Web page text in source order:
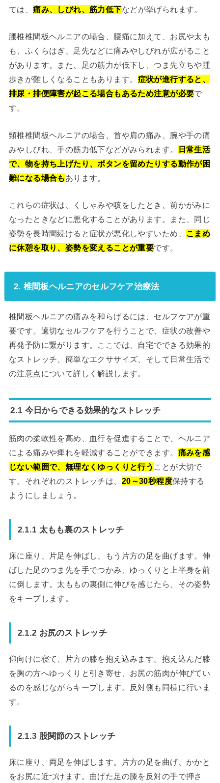
ては、痛み、しびれ、筋力低下などが挙げられます。
腰椎椎間板ヘルニアの場合、腰痛に加えて、お尻や太も
も、ふくらはぎ、足先などに痛みやしびれが広がること
があります。また、足の筋力が低下し、つま先立ちや踵
歩きが難しくなることもあります。 症状が進行すると、
排尿・排便障害が起こる場合もあるため注意が必要で
す。
頸椎椎間板ヘルニアの場合、首や肩の痛み、腕や手の痛
みやしびれ、手の筋力低下などがみられます。
日常生活
で、物を持ち上げたり、ボタンを留めたりする動作が困
難になる場合も あります。
これらの症状は、くしゃみや咳をしたとき、前かがみに
なったときなどに悪化することがあります。また、同じ
姿勢を長時間続けると症状が悪化しやすいため、 こまめ
に休憩を取り、姿勢を変えることが重要です。
2. 椎間板ヘルニアのセルフケア治療法
椎間板ヘルニアの痛みを和らげるには、セルフケアが重
要です。適切なセルフケアを行うことで、症状の改善や
再発予防に繋がります。ここでは、自宅でできる効果的
なストレッチ、簡単なエクササイズ、そして日常生活で
の注意点について詳しく解説します。
2.1 今日からできる効果的なストレッチ
筋肉の柔軟性を高め、血行を促進することで、ヘルニア
による痛みや痺れを軽減することができます。 痛みを感
じない範囲で、無理なくゆっくりと行う ことが大切で
す。それぞれのストレッチは、 20～30秒程度保持する
ようにしましょう。
2.1.1 太もも裏のストレッチ
床に座り、片足を伸ばし、もう片方の足を曲げます。伸
ばした足のつま先を手でつかみ、ゆっくりと上半身を前
に倒します。太ももの裏側に伸びを感じたら、その姿勢
をキープします。
2.1.2 お尻のストレッチ
仰向けに寝て、片方の膝を抱え込みます。抱え込んだ膝
を胸の方へゆっくりと引き寄せ、お尻の筋肉が伸びてい
るのを感じながらキープします。反対側も同様に行いま
す。
2.1.3 股関節のストレッチ
床に座り、両足を伸ばします。片方の足を曲げ、かかと
をお尻に近づけます。曲げた足の膝を反対の手で押さ